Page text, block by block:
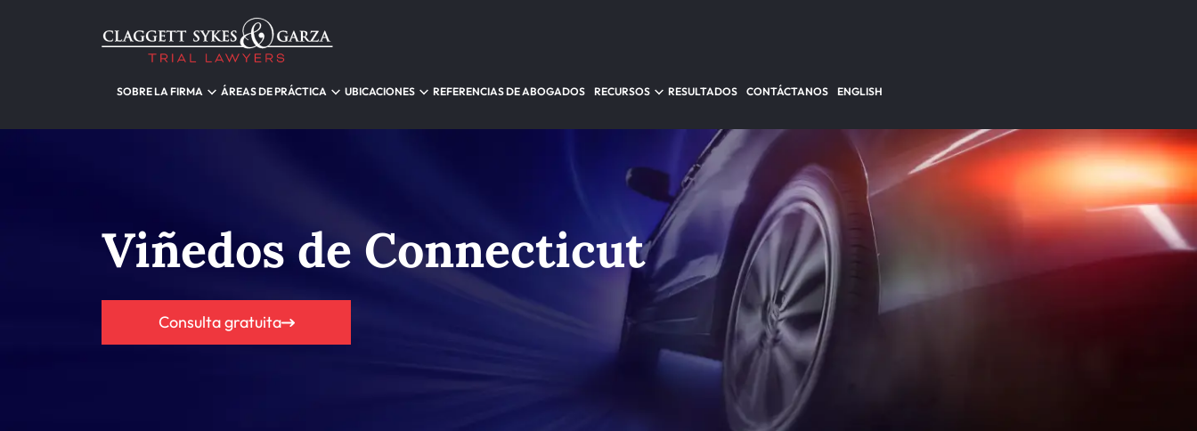
SOBRE LA FIRMA ÁREAS DE PRÁCTICA UBICACIONES REFERENCIAS DE ABOGADOS RECURSOS RESULTADOS CONTÁCTANOS ENGLISH
Viñedos de Connecticut
Consulta gratuita